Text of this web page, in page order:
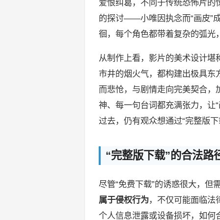
爱恨纠葛，不同于传统恐怖片
的探讨——小唯因执念而“画皮”
徊，每个角色都带着复杂的弧光
从制作上看，影片的美术设计
市井的烟火气，都构建出极具东
而悲怆，与剧情走向完美契合
神、每一句台词都充满张力，让
过去，仍有观众想通过“完整版
“完整版下载”的合法路
尽管“免费下载”的诱惑很大，但
属于侵权行为，不仅可能面临法
个人信息泄露或设备损坏，如